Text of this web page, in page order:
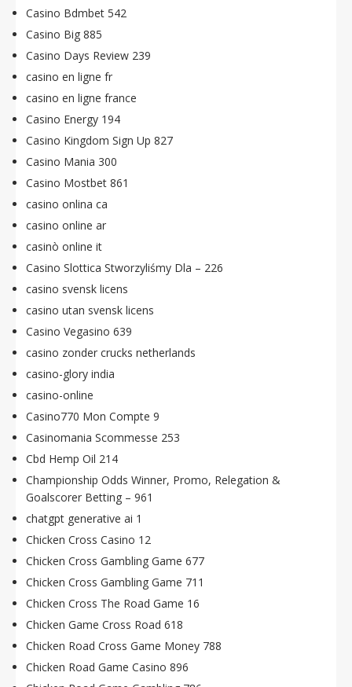
Casino Bdmbet 542
Casino Big 885
Casino Days Review 239
casino en ligne fr
casino en ligne france
Casino Energy 194
Casino Kingdom Sign Up 827
Casino Mania 300
Casino Mostbet 861
casino onlina ca
casino online ar
casinò online it
Casino Slottica Stworzyliśmy Dla – 226
casino svensk licens
casino utan svensk licens
Casino Vegasino 639
casino zonder crucks netherlands
casino-glory india
casino-online
Casino770 Mon Compte 9
Casinomania Scommesse 253
Cbd Hemp Oil 214
Championship Odds Winner, Promo, Relegation &
Goalscorer Betting – 961
chatgpt generative ai 1
Chicken Cross Casino 12
Chicken Cross Gambling Game 677
Chicken Cross Gambling Game 711
Chicken Cross The Road Game 16
Chicken Game Cross Road 618
Chicken Road Cross Game Money 788
Chicken Road Game Casino 896